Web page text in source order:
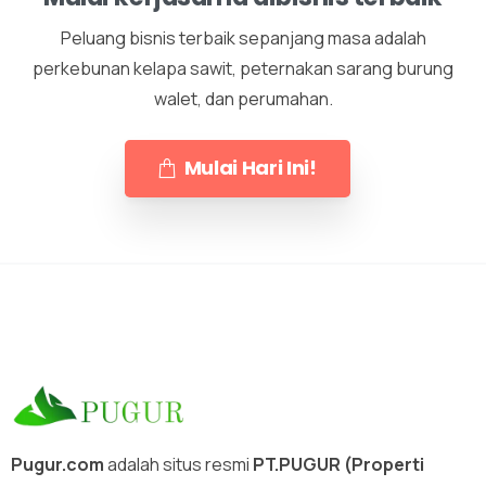
X
Peluang bisnis terbaik sepanjang masa adalah
perkebunan kelapa sawit, peternakan sarang burung
walet, dan perumahan.
Mulai Hari Ini!
Pugur.comadalah situs resmi PT.PUGUR (Properti